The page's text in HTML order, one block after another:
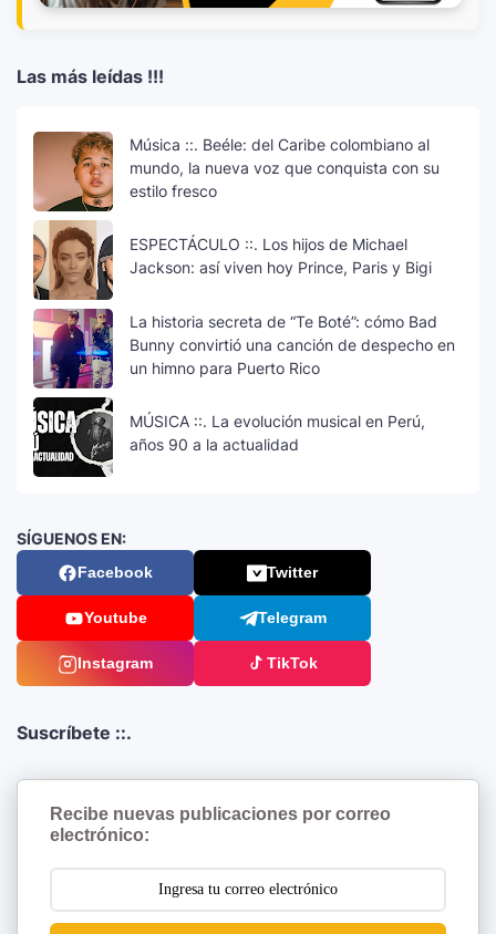
Las más leídas !!!
Música ::. Beéle: del Caribe colombiano al
mundo, la nueva voz que conquista con su
estilo fresco
ESPECTÁCULO ::. Los hijos de Michael
Jackson: así viven hoy Prince, Paris y Bigi
La historia secreta de “Te Boté”: cómo Bad
Bunny convirtió una canción de despecho en
un himno para Puerto Rico
MÚSICA ::. La evolución musical en Perú,
años 90 a la actualidad
SÍGUENOS EN:
Facebook Twitter
Youtube Telegram
Instagram TikTok
Suscríbete ::.
Recibe nuevas publicaciones por correo
electrónico: